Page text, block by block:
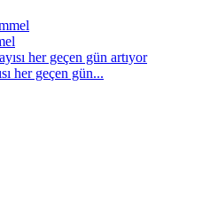
her geçen gün...